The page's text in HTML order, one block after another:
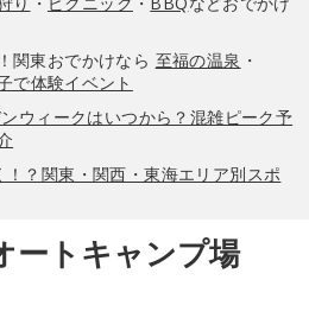
関東おでかけなら 至福の温泉 ・
で体験イベント
ウィークはいつから？混雑ピーク予
！？関東・関西・東海エリア別スポ
ートキャンプ場